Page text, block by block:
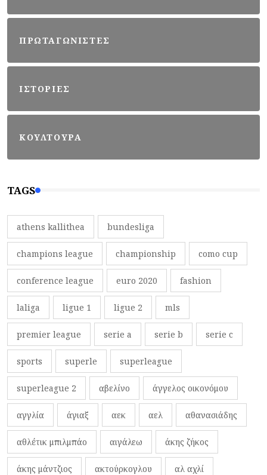
ΠΡΩΤΑΓΩΝΙΣΤΕΣ
ΙΣΤΟΡΙΕΣ
ΚΟΥΛΤΟΥΡΑ
TAGS
athens kallithea bundesliga
champions league championship como cup
conference league euro 2020 fashion
laliga ligue 1 ligue 2 mls
premier league serie a serie b serie c
sports superle superleague
superleague 2 αβελίνο άγγελος οικονόμου
αγγλία άγιαξ αεκ αελ αθανασιάδης
αθλέτικ μπιλμπάο αιγάλεω άκης ζήκος
άκης μάντζιος ακτούρκογλου αλ αχλί